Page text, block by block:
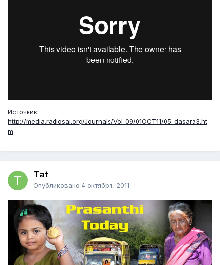
Источник:
http://media.radiosai.org/Journals/Vol_09/01OCT11/05_dasara3.ht
m
Tat
Опубликовано 4 октября, 2011